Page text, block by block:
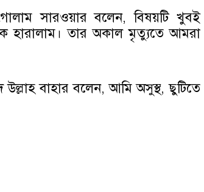
সারওয়ার বলেন, বিষয়টি খুবই
হারালাম। তার অকাল মৃত্যুতে আমরা
উল্লাহ বাহার বলেন, আমি অসুস্থ, ছুটিতে